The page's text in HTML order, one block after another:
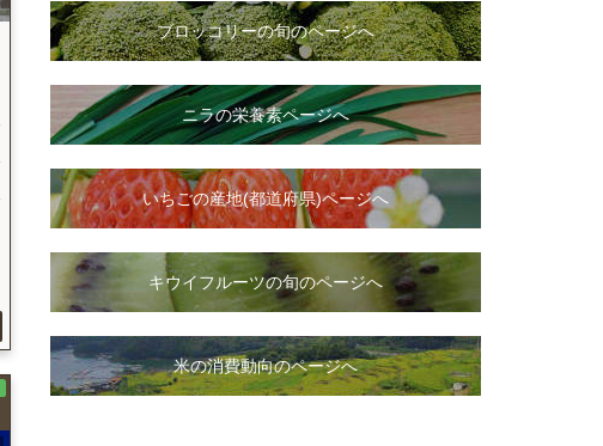
ブロッコリーの旬のページへ
ニラの栄養素ページへ
いちごの産地(都道府県)ページへ
キウイフルーツの旬のページへ
米の消費動向のページへ